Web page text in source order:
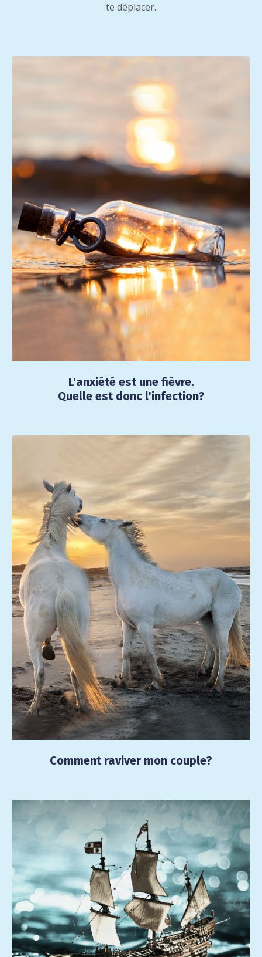
te déplacer.
L'anxiété est une fièvre.
Quelle est donc l'infection?
Comment raviver mon couple?